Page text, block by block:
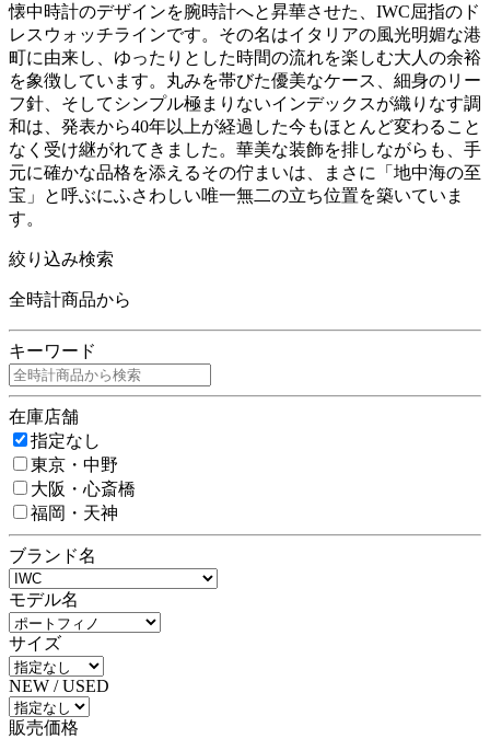
懐中時計のデザインを腕時計へと昇華させた、IWC屈指のド
レスウォッチラインです。その名はイタリアの風光明媚な港
町に由来し、ゆったりとした時間の流れを楽しむ大人の余裕
を象徴しています。丸みを帯びた優美なケース、細身のリー
フ針、そしてシンプル極まりないインデックスが織りなす調
和は、発表から40年以上が経過した今もほとんど変わること
なく受け継がれてきました。華美な装飾を排しながらも、手
元に確かな品格を添えるその佇まいは、まさに「地中海の至
宝」と呼ぶにふさわしい唯一無二の立ち位置を築いていま
す。
絞り込み検索
全時計商品から
キーワード
在庫店舗
指定なし
東京・中野
大阪・心斎橋
福岡・天神
ブランド名
モデル名
サイズ
NEW / USED
販売価格